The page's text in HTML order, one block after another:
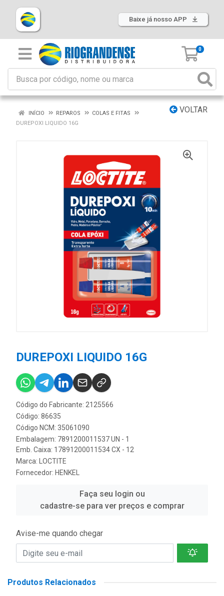
Baixe já nosso APP
0
VOLTAR
INÍCIO REPAROS
COLAS E FITAS
DUREPOXI LIQUIDO 16G
DUREPOXI LIQUIDO 16G
Código do Fabricante: 2125566
Código: 86635
Código NCM: 35061090
Embalagem: 7891200011537 UN - 1
Emb. Caixa: 17891200011534 CX - 12
Marca:
LOCTITE
Fornecedor: HENKEL
Faça seu login ou
cadastre-se para ver preços e comprar
Avise-me quando chegar
Produtos Relacionados